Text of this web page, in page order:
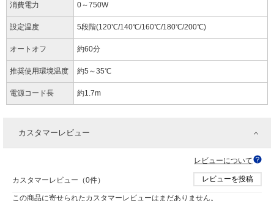
消費電力 0～750W
設定温度 5段階(120℃/140℃/160℃/180℃/200℃)
オートオフ 約60分
推奨使用環境温度 約5～35℃
電源コード長 約1.7m
カスタマーレビュー
レビューについて
カスタマーレビュー（0件） レビューを投稿
この商品に寄せられたカスタマーレビューはまだありません。